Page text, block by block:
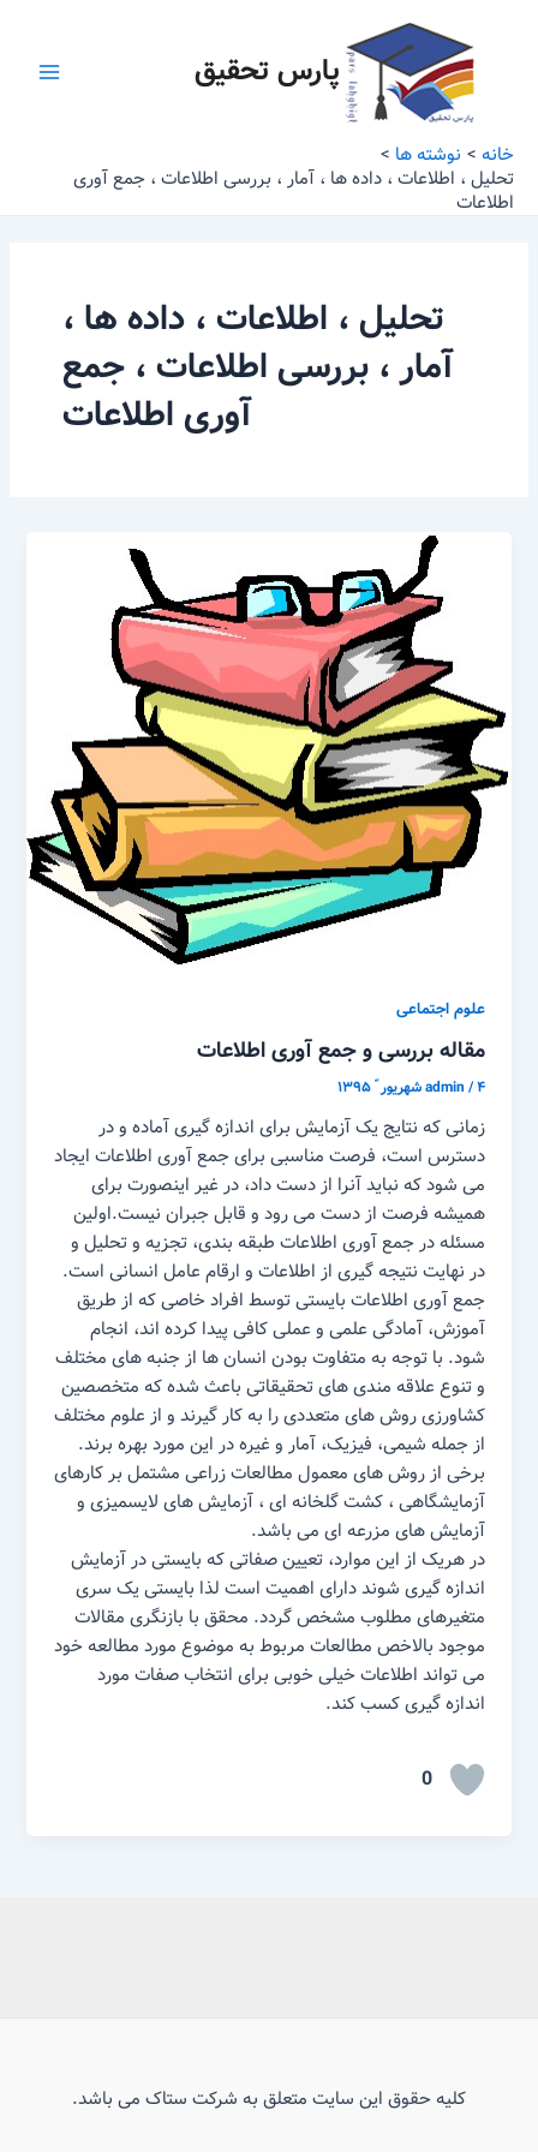
پارس تحقیق
خانه
نوشته ها
تحلیل ، اطلاعات ، داده ها ، آمار ، بررسی اطلاعات ، جمع آوری
اطلاعات
تحلیل ، اطلاعات ، داده ها ،
آمار ، بررسی اطلاعات ، جمع
آوری اطلاعات
علوم اجتماعی
مقاله بررسی و جمع آوری اطلاعات
admin/۴ شهریور ّ ۱۳۹۵
زمانی که نتایج یک آزمایش برای اندازه گیری آماده و در
دسترس است، فرصت مناسبی برای جمع آوری اطلاعات ایجاد
می شود که نباید آنرا از دست داد، در غیر اینصورت برای
همیشه فرصت از دست می رود و قابل جبران نیست.اولین
مسئله در جمع آوری اطلاعات طبقه بندی، تجزیه و تحلیل و
در نهایت نتیجه گیری از اطلاعات و ارقام عامل انسانی است.
جمع آوری اطلاعات بایستی توسط افراد خاصی که از طریق
آموزش، آمادگی علمی و عملی کافی پیدا کرده اند، انجام
شود. با توجه به متفاوت بودن انسان ها از جنبه های مختلف
و تنوع علاقه مندی های تحقیقاتی باعث شده که متخصصین
کشاورزی روش های متعددی را به کار گیرند و از علوم مختلف
از جمله شیمی، فیزیک، آمار و غیره در این مورد بهره برند.
برخی از روش های معمول مطالعات زراعی مشتمل بر کارهای
آزمایشگاهی ، کشت گلخانه ای ، آزمایش های لایسمیزی و
آزمایش های مزرعه ای می باشد.
در هریک از این موارد، تعیین صفاتی که بایستی در آزمایش
اندازه گیری شوند دارای اهمیت است لذا بایستی یک سری
متغیرهای مطلوب مشخص گردد. محقق با بازنگری مقالات
موجود بالاخص مطالعات مربوط به موضوع مورد مطالعه خود
می تواند اطلاعات خیلی خوبی برای انتخاب صفات مورد
اندازه گیری کسب کند.
0
کلیه حقوق این سایت متعلق به شرکت ستاک می باشد.